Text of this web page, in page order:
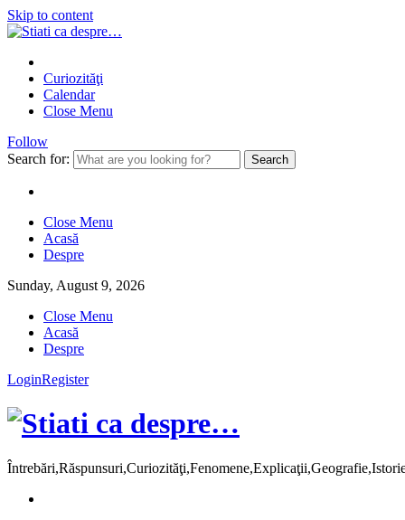
Skip to content
Curiozităţi
Calendar
Close Menu
Follow
Search for:
Close Menu
Acasă
Despre
Sunday, August 9, 2026
Close Menu
Acasă
Despre
LoginRegister